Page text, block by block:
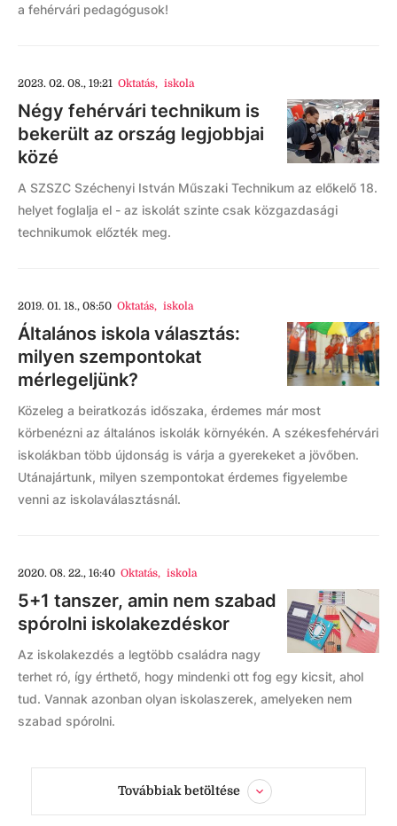
a fehérvári pedagógusok!
2023. 02. 08., 19:21 Oktatás, iskola
Négy fehérvári technikum is
bekerült az ország legjobbjai
közé
A SZSZC Széchenyi István Műszaki Technikum az előkelő 18.
helyet foglalja el - az iskolát szinte csak közgazdasági
technikumok előzték meg.
2019. 01. 18., 08:50 Oktatás, iskola
Általános iskola választás:
milyen szempontokat
mérlegeljünk?
Közeleg a beiratkozás időszaka, érdemes már most
körbenézni az általános iskolák környékén. A székesfehérvári
iskolákban több újdonság is várja a gyerekeket a jövőben.
Utánajártunk, milyen szempontokat érdemes figyelembe
venni az iskolaválasztásnál.
2020. 08. 22., 16:40 Oktatás, iskola
5+1 tanszer, amin nem szabad
spórolni iskolakezdéskor
Az iskolakezdés a legtöbb családra nagy
terhet ró, így érthető, hogy mindenki ott fog egy kicsit, ahol
tud. Vannak azonban olyan iskolaszerek, amelyeken nem
szabad spórolni.
Továbbiak betöltése